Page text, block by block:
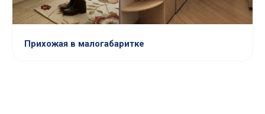
Прихожая в малогабаритке